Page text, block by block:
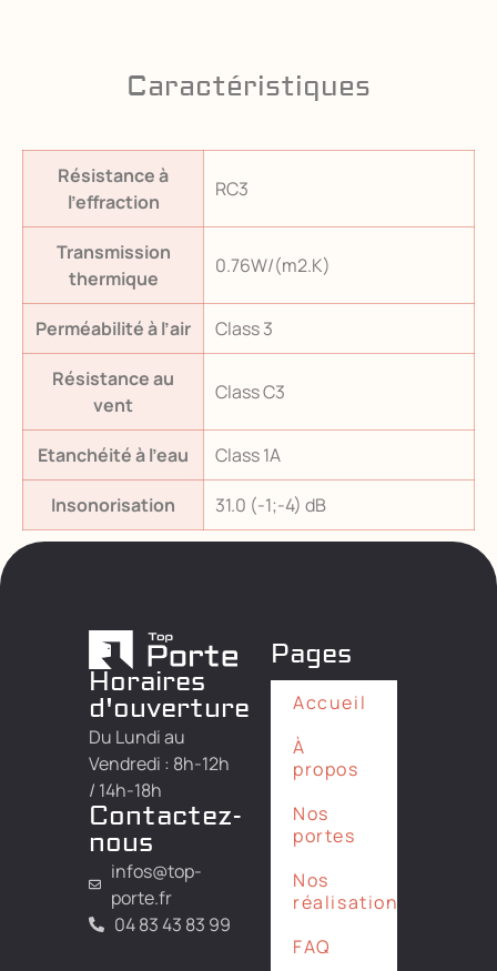
Caractéristiques
Résistance à
l’effraction
RC3
Transmission
thermique
0.76W/(m2.K)
Perméabilité à l’air Class 3
Résistance au
vent
Class C3
Etanchéité à l’eau Class 1A
Insonorisation 31.0 (-1;-4) dB
Horaires
d'ouverture
Du Lundi au
Vendredi : 8h-12h
/ 14h-18h
Contactez-
nous
infos@top-
porte.fr
04 83 43 83 99
Pages
Accueil
À
propos
Nos
portes
Nos
réalisations
FAQ